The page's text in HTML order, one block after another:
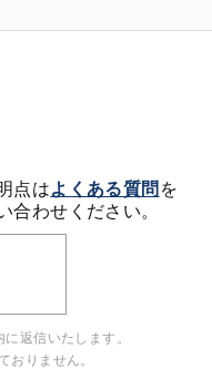
点はよくある質問 を
合わせください。
返信いたします。
おりません。